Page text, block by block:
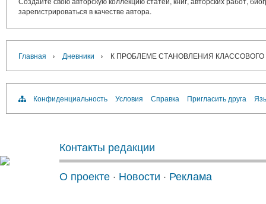
зарегистрироваться в качестве автора.
Главная › Дневники › К ПРОБЛЕМЕ СТАНОВЛЕНИЯ
Конфиденциальность Условия Справка Пригласить друга
Контакты редакции
О проекте · Новости · Реклама